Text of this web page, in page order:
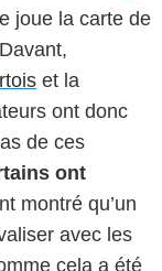
joue la carte de
et la
ont donc
de ces
ont
montré qu’un
avec les
cela a été